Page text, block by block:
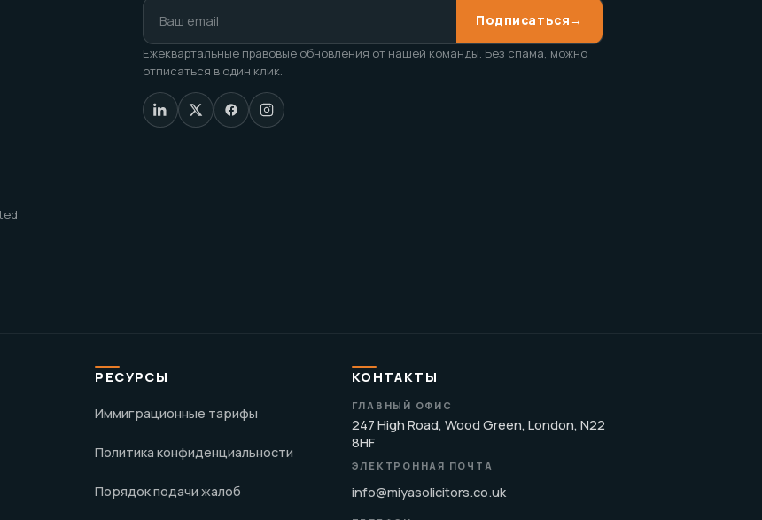
Подписаться→
Ежеквартальные правовые обновления от нашей команды. Без спама, можно
отписаться в один клик.
РЕСУРСЫ
Иммиграционные тарифы
Политика конфиденциальности
Порядок подачи жалоб
КОНТАКТЫ
ГЛАВНЫЙ ОФИС
247 High Road, Wood Green, London, N22
8HF
ЭЛЕКТРОННАЯ ПОЧТА
info@miyasolicitors.co.uk